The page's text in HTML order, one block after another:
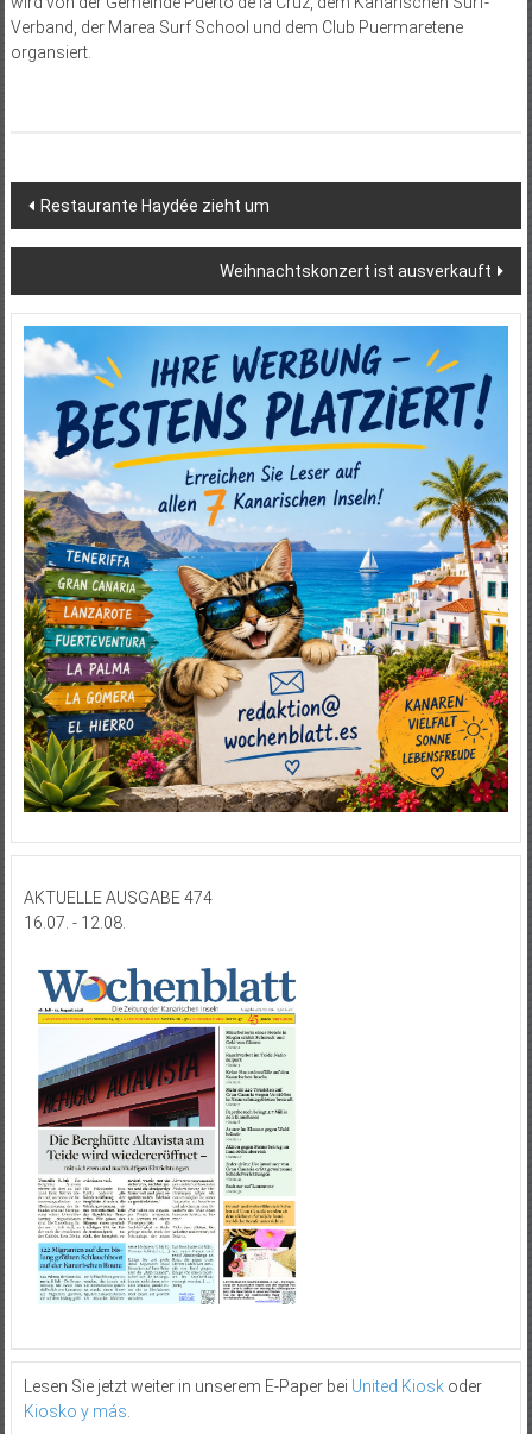
Verband, der Marea Surf School und dem Club Puermaretene
organsiert.
Beitragsnavigation
Restaurante Haydée zieht um
Weihnachtskonzert ist ausverkauft
AKTUELLE AUSGABE 474
16.07. - 12.08.
Lesen Sie jetzt weiter in unserem E-Paper bei United Kioskoder
Kiosko y más.